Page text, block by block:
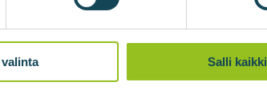
Salli kaikki